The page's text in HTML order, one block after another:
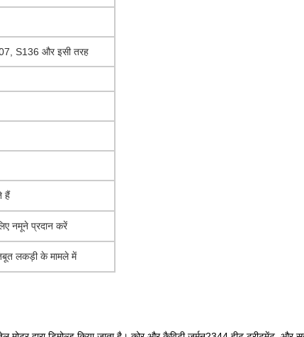
S136 और इसी तरह
हैं
नमूने प्रदान करें
लकड़ी के मामले में